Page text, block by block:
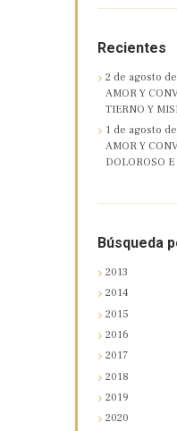
Recientes
2 de agosto
AMOR Y
TIERNO Y
1 de agosto
AMOR Y
DOLOROSO
Búsqueda
2013
2014
2015
2016
2017
2018
2019
2020